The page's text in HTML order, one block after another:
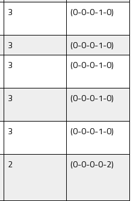
3 (0-0-0-1-0)
3
(0-0-0-1-0)
3 (0-0-0-1-0)
3 (0-0-0-1-0)
3 (0-0-0-1-0)
2 (0-0-0-0-2)